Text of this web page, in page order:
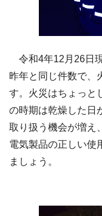
令和4年12月26日
昨年と同じ件数で、
す。火災はちょっと
の時期は乾燥した日
取り扱う機会が増え
電気製品の正しい使
ましょう。